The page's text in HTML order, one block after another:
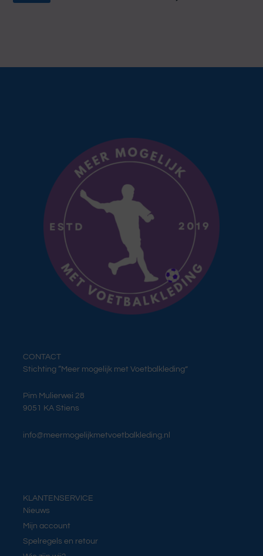
CONTACT
Stichting “Meer mogelijk met Voetbalkleding”
Pim Mulierwei 28
9051 KA Stiens
info@meermogelijkmetvoetbalkleding.nl
KLANTENSERVICE
Nieuws
Mijn account
Spelregels en retour